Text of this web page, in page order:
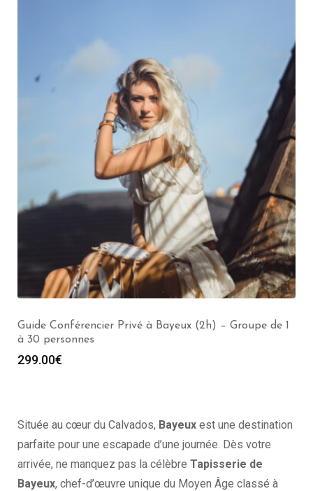
Guide Conférencier Privé à Bayeux (2h) – Groupe de 1
à 30 personnes
299.00€
Située au cœur du Calvados, Bayeux est une destination
parfaite pour une escapade d’une journée. Dès votre
arrivée, ne manquez pas la célèbre Tapisserie de
Bayeux, chef-d’œuvre unique du Moyen Âge classé à